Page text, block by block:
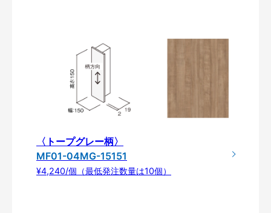
〈トープグレー柄〉
MF01-04MG-15151
¥4,240/個（最低発注数量は10個）